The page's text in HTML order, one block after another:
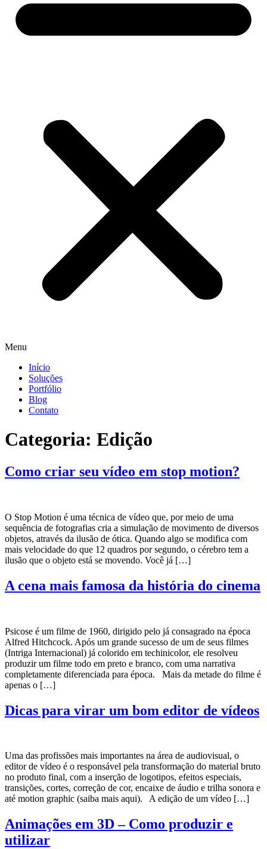
Menu
Início
Soluções
Portfólio
Blog
Contato
Categoria: Edição
Como criar seu vídeo em stop motion?
O Stop Motion é uma técnica de vídeo que, por meio de uma
sequência de fotografias cria a simulação de movimento de diversos
objetos, através da ilusão de ótica. Quando algo se modifica com
mais velocidade do que 12 quadros por segundo, o cérebro tem a
ilusão que o objeto está se movendo. Você já […]
A cena mais famosa da história do cinema
Psicose é um filme de 1960, dirigido pelo já consagrado na época
Alfred Hitchcock. Após um grande sucesso de um de seus filmes
(Intriga Internacional) já colorido em techinicolor, ele resolveu
produzir um filme todo em preto e branco, com uma narrativa
completamente diferenciada para época. Mais da metade do filme é
apenas o […]
Dicas para virar um bom editor de vídeos
Uma das profissões mais importantes na área de audiovisual, o
editor de vídeo é o responsável pela transformação do material bruto
no produto final, com a inserção de logotipos, efeitos especiais,
transições, cortes, correção de cor, encaixe de áudio e trilha sonora e
até motion graphic (saiba mais aqui). A edição de um vídeo […]
Animações em 3D – Como produzir e
utilizar